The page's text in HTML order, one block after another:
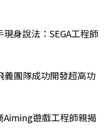
身說法：SEGA工程師
義團隊成功開發超高功
遊戲工程師親揭